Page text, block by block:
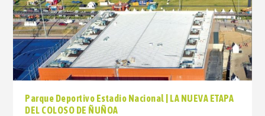
Parque Deportivo Estadio Nacional | LA NUEVA ETAPA
DEL COLOSO DE ÑUÑOA